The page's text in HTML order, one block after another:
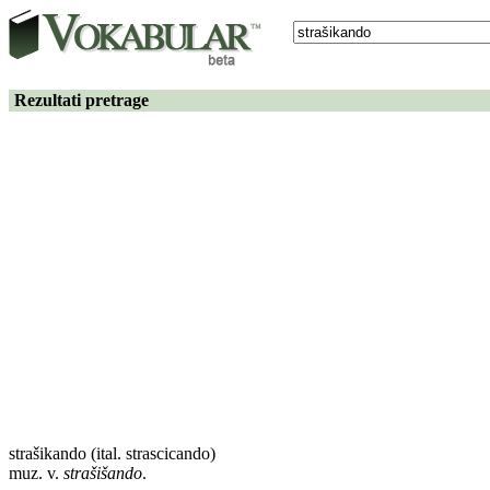
Rezultati pretrage
strašikando (ital. strascicando)
muz. v. strašišando.